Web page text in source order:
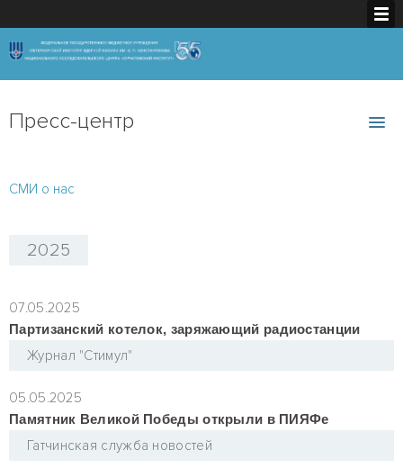
Пресс-центр
СМИ о нас
2025
07.05.2025
Партизанский котелок, заряжающий радиостанции
Журнал "Стимул"
05.05.2025
Памятник Великой Победы открыли в ПИЯФе
Гатчинская служба новостей